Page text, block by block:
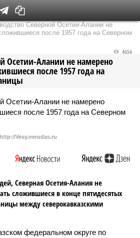
на Кавказе
Северной Осетии-Алании не
после 1957 года на Северном
Осетии-Алании не намерено
после 1957 года на
4654
http://Vesy.nerudas.ru
Северная Осетия-Алания не
сложившиеся в конце пятидесятых
между северокавказскими
федеральном округе по